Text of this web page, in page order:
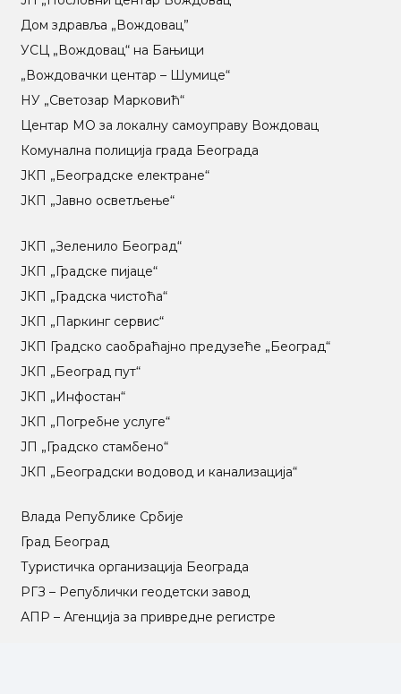
Дом здравља „Вождовац”
УСЦ „Вождовац“ на Бањици
„Вождовачки центар – Шумице“
НУ „Светозар Марковић“
Центар МO за локалну самоуправу Вождовац
Комунална полиција града Београда
ЈКП „Београдске електране“
ЈКП „Јавно осветљење“
ЈКП „Зеленило Београд“
ЈКП „Градске пијаце“
ЈКП „Градска чистоћа“
ЈКП „Паркинг сервис“
ЈКП Градско саобраћајно предузеће „Београд“
ЈКП „Београд пут“
ЈКП „Инфостан“
ЈКП „Погребне услуге“
ЈП „Градско стамбено“
ЈКП „Београдски водовод и канализација“
Влада Републике Србије
Град Београд
Туристичка организација Београда
РГЗ – Републички геодетски завод
АПР – Агенција за привредне регистре